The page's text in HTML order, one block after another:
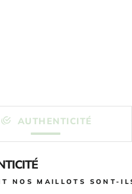
AUTHENTICITÉ
NOS MAILLOTS SONT-